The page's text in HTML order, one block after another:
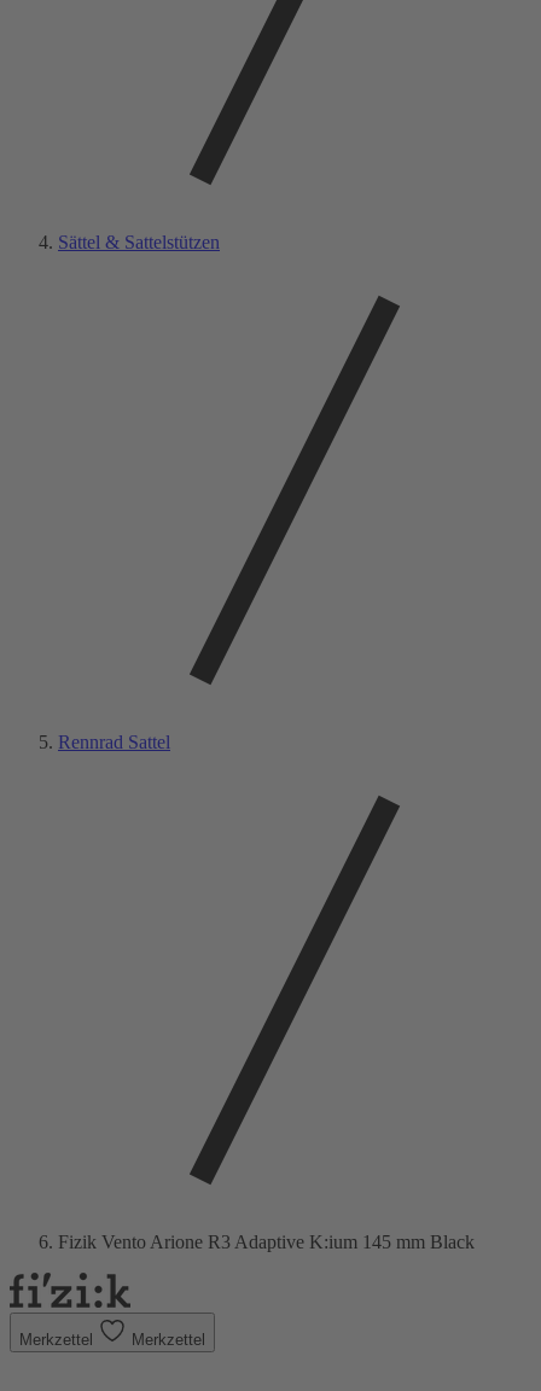
Sättel & Sattelstützen
Rennrad Sattel
Fizik Vento Arione R3 Adaptive K:ium 145 mm Black
Merkzettel Merkzettel